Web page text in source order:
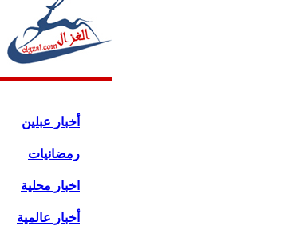
أخبار عبلين
رمضانيات
اخبار محلية
أخبار عالمية